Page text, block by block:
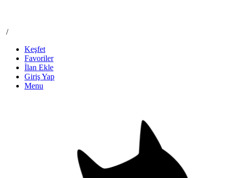
/
Keşfet
Favoriler
İlan Ekle
Giriş Yap
Menu